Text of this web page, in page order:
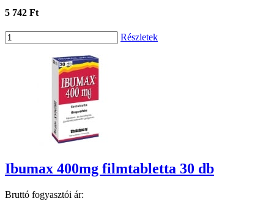
5 742 Ft
Részletek
Ibumax 400mg filmtabletta 30 db
Bruttó fogyasztói ár: